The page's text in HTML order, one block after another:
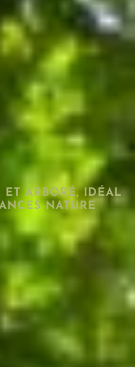
ET ARBORÉ, IDÉAL
NATURE
d’un espace idéal
nature. C’est une zone
100 emplacements sur 5
à